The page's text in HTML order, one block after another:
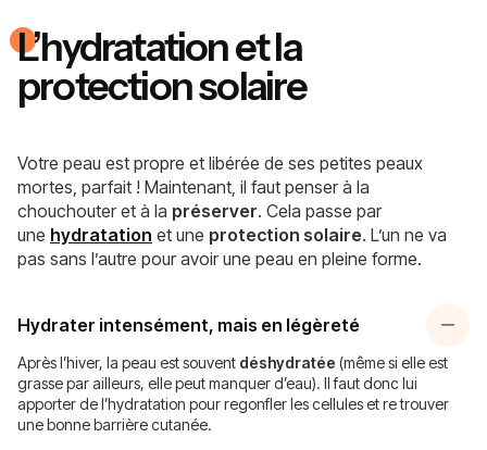
L’hydratation et la
protection solaire
Votre peau est propre et libérée de ses petites peaux
mortes, parfait ! Maintenant, il faut penser à la
chouchouter et à la préserver. Cela passe par
une hydratation et une protection solaire. L’un ne va
pas sans l’autre pour avoir une peau en pleine forme.
Hydrater intensément, mais en légèreté
Après l’hiver, la peau est souvent déshydratée (même si elle est
grasse par ailleurs, elle peut manquer d’eau). Il faut donc lui
apporter de l’hydratation pour regonfler les cellules et re trouver
une bonne barrière cutanée.